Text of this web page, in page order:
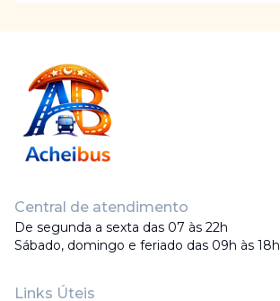
Central de atendimento
De segunda a sexta das 07 às 22h
Sábado, domingo e feriado das 09h às 18h
Links Úteis